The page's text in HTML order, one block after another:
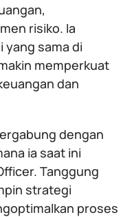
risiko. Ia
yang sama di
memperkuat
dan
dengan
ia saat ini
Tanggung
strategi
proses